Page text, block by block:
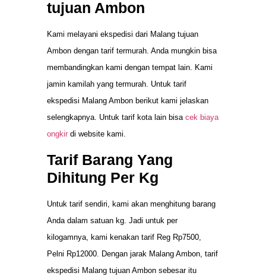
tujuan Ambon
Kami melayani ekspedisi dari Malang tujuan
Ambon dengan tarif termurah. Anda mungkin bisa
membandingkan kami dengan tempat lain. Kami
jamin kamilah yang termurah. Untuk tarif
ekspedisi Malang Ambon berikut kami jelaskan
selengkapnya. Untuk tarif kota lain bisa cek biaya
ongkir di website kami.
Tarif Barang Yang
Dihitung Per Kg
Untuk tarif sendiri, kami akan menghitung barang
Anda dalam satuan kg. Jadi untuk per
kilogamnya, kami kenakan tarif Reg Rp7500,
Pelni Rp12000. Dengan jarak Malang Ambon, tarif
ekspedisi Malang tujuan Ambon sebesar itu